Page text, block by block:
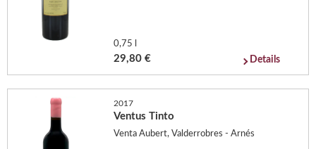
0,75 l
29,80 € Details
2017
Ventus Tinto
Venta Aubert, Valderrobres - Arnés